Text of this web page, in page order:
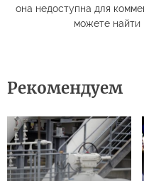
она недоступна для
можете найти
Рекомендуем